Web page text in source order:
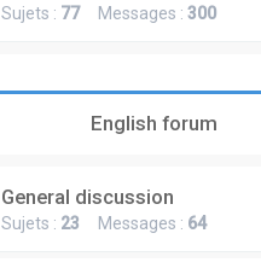
Sujets : 77Messages : 300
English forum
General discussion
Sujets : 23 Messages : 64